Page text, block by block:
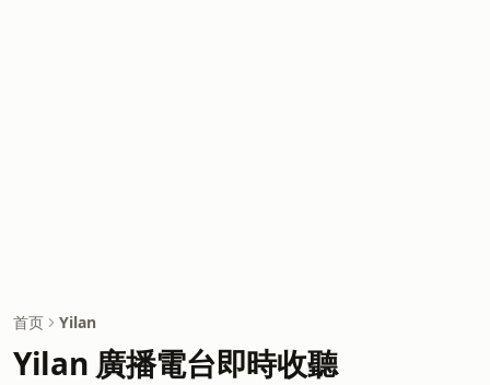
首页 Yilan
Yilan 廣播電台即時收聽